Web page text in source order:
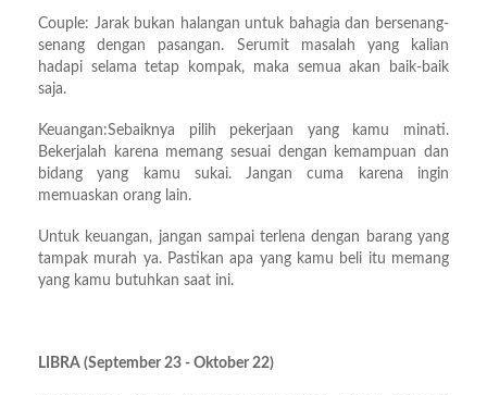
Couple: Jarak bukan halangan untuk bahagia dan bersenang-
senang dengan pasangan. Serumit masalah yang kalian
hadapi selama tetap kompak, maka semua akan baik-baik
saja.
Keuangan:Sebaiknya pilih pekerjaan yang kamu minati.
Bekerjalah karena memang sesuai dengan kemampuan dan
bidang yang kamu sukai. Jangan cuma karena ingin
memuaskan orang lain.
Untuk keuangan, jangan sampai terlena dengan barang yang
tampak murah ya. Pastikan apa yang kamu beli itu memang
yang kamu butuhkan saat ini.
LIBRA (September 23 - Oktober 22)